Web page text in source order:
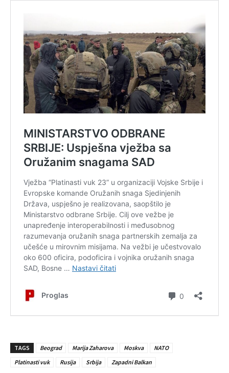
TAGS Beograd Marija Zaharova Moskva
NATO
Platinasti vuk
Rusija Srbija Zapadni Balkan